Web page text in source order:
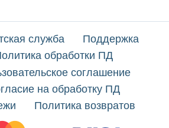
служба
Поддержка
обработки ПД
соглашение
на обработку ПД
Политика возвратов